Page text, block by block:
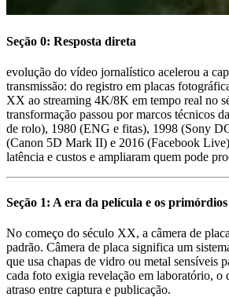
Seção 0: Resposta direta
evolução do vídeo jornalístico acelerou a
transmissão: do registro em placas
XX ao streaming 4K/8K em tempo real no
transformação passou por marcos técnicos
de rolo), 1980 (ENG e fitas), 1998 (Sony
(Canon 5D Mark II) e 2016 (Facebook
latência e custos e ampliaram quem pode
Seção 1: A era da película e os
No começo do século XX, a câmera de
padrão. Câmera de placa significa um
que usa chapas de vidro ou metal sensíveis
cada foto exigia revelação em laboratório, o
atraso entre captura e publicação.